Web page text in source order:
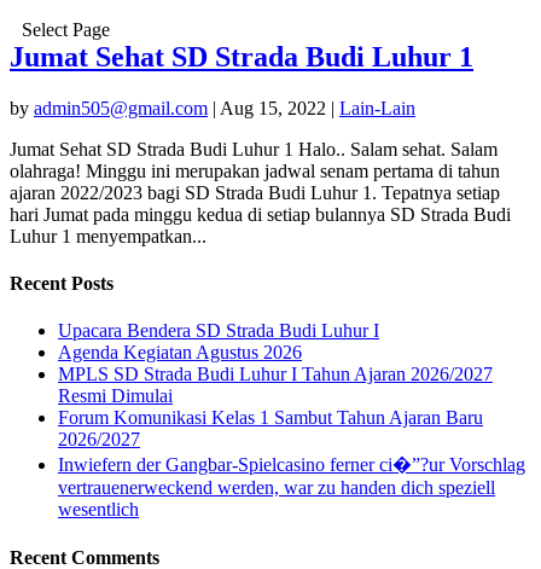
Select Page
Jumat Sehat SD Strada Budi Luhur 1
by admin505@gmail.com | Aug 15, 2022 | Lain-Lain
Jumat Sehat SD Strada Budi Luhur 1 Halo.. Salam sehat. Salam
olahraga! Minggu ini merupakan jadwal senam pertama di tahun
ajaran 2022/2023 bagi SD Strada Budi Luhur 1. Tepatnya setiap
hari Jumat pada minggu kedua di setiap bulannya SD Strada Budi
Luhur 1 menyempatkan...
Recent Posts
Upacara Bendera SD Strada Budi Luhur I
Agenda Kegiatan Agustus 2026
MPLS SD Strada Budi Luhur I Tahun Ajaran 2026/2027
Resmi Dimulai
Forum Komunikasi Kelas 1 Sambut Tahun Ajaran Baru
2026/2027
Inwiefern der Gangbar-Spielcasino ferner ci�”?ur Vorschlag
vertrauenerweckend werden, war zu handen dich speziell
wesentlich
Recent Comments